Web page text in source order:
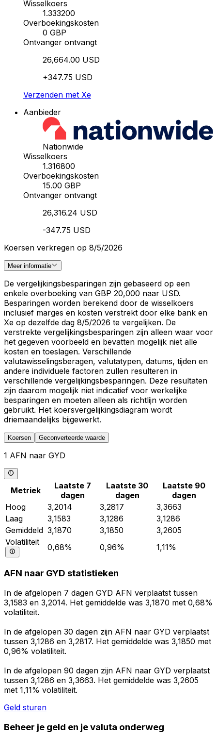
Wisselkoers
1.333200
Overboekingskosten
0 GBP
Ontvanger ontvangt
26,664.00 USD
+347.75 USD
Verzenden met Xe
Aanbieder
Nationwide
Wisselkoers
1.316800
Overboekingskosten
15.00 GBP
Ontvanger ontvangt
26,316.24 USD
-347.75 USD
Koersen verkregen op 8/5/2026
Meer informatie
De vergelijkingsbesparingen zijn gebaseerd op een
enkele overboeking van GBP 20,000 naar USD.
Besparingen worden berekend door de wisselkoers
inclusief marges en kosten verstrekt door elke bank en
Xe op dezelfde dag 8/5/2026 te vergelijken. De
verstrekte vergelijkingsbesparingen zijn alleen waar voor
het gegeven voorbeeld en bevatten mogelijk niet alle
kosten en toeslagen. Verschillende
valutawisselingsberagen, valutatypen, datums, tijden en
andere individuele factoren zullen resulteren in
verschillende vergelijkingsbesparingen. Deze resultaten
zijn daarom mogelijk niet indicatief voor werkelijke
besparingen en moeten alleen als richtlijn worden
gebruikt. Het koersvergelijkingsdiagram wordt
driemaandelijks bijgewerkt.
Koersen Geconverteerde waarde
1 AFN naar GYD
Metriek
Laatste 7
dagen
Laatste 30
dagen
Laatste 90
dagen
Hoog
3,2014 3,2817
3,3663
Laag
3,1583 3,1286
3,1286
Gemiddeld 3,1870 3,1850
3,2605
Volatiliteit
0,68% 0,96% 1,11%
AFN naar GYD statistieken
In de afgelopen 7 dagen GYD AFN verplaatst tussen
3,1583 en 3,2014. Het gemiddelde was 3,1870 met 0,68%
volatiliteit.
In de afgelopen 30 dagen zijn AFN naar GYD verplaatst
tussen 3,1286 en 3,2817. Het gemiddelde was 3,1850 met
0,96% volatiliteit.
In de afgelopen 90 dagen zijn AFN naar GYD verplaatst
tussen 3,1286 en 3,3663. Het gemiddelde was 3,2605
met 1,11% volatiliteit.
Geld sturen
Beheer je geld en je valuta onderweg